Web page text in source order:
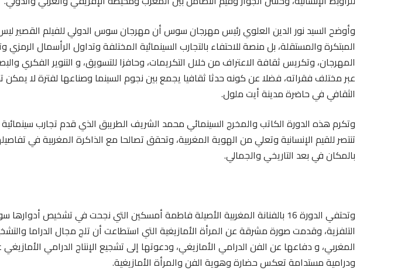
وأوضح السيد نور الدين العلوي رئيس مهرجان سوس أن مهرجان سوس الدولي للفيلم القصير
المبتكرة والمستقلة، بل منصة للاحتفاء بالتجارب السينمائية المختلفة وتداول الرأسمال
المهرجان، وتكريس ثقافة الاعتراف من خلال التكريمات، وحافزا للتسويق، و التنوير الفكري
عبر مختلف فقراته، فضلا عن كونه حدثا ثقافيا يجمع بين نجوم السينما وصناعها لفترة لا يمكن
الثقافي في حاضرة مدينة أيت ملول.
وتكرم هذه الدورة الكاتب والمخرج السينمائي محمد الشريف الطريبق الذي قدم تجارب سينمائية
تنتصر للقيم الإنسانية وتعلي من الهوية المغربية، وتحقق تصالحا مع الذاكرة المغربية في
بالمكان في بعد التاريخي والجمالي.
وتحتفي الدورة 16 بالفنانة المغربية الأصيلة فاطمة أمسكين التي نجحت في تشخيص
التلفزية، وقدمت صورة مشرقة عن المرأة الأمازيغية التي استطاعت أن تلج مجال الدراما
المغربي، و دفاعها عن الفن الدرامي الأمازيغي، ودعوتها إلى تشجيع الإنتاج الدرامي
ودرامية مستدامة تعكس حضارة وهوية الفن والمرأة الأمازيغية.